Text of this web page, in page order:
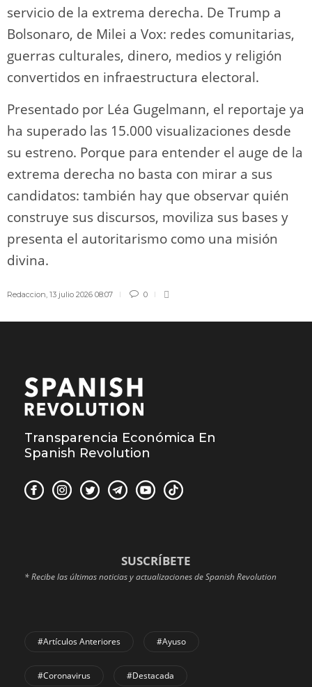
servicio de la extrema derecha. De Trump a
Bolsonaro, de Milei a Vox: redes comunitarias,
guerras culturales, dinero, medios y religión
convertidos en infraestructura electoral.
Presentado por Léa Gugelmann, el reportaje ya
ha superado las 15.000 visualizaciones desde
su estreno. Porque para entender el auge de la
extrema derecha no basta con mirar a sus
candidatos: también hay que observar quién
construye sus discursos, moviliza sus bases y
presenta el autoritarismo como una misión
divina.
Redaccion 13 julio 2026 08:07 0
Transparencia Económica En
Spanish Revolution
SUSCRÍBETE
* Recibe las últimas noticias y actualizaciones de Spanish Revolution
#Artículos Anteriores #Ayuso
#coronavirus #Destacada